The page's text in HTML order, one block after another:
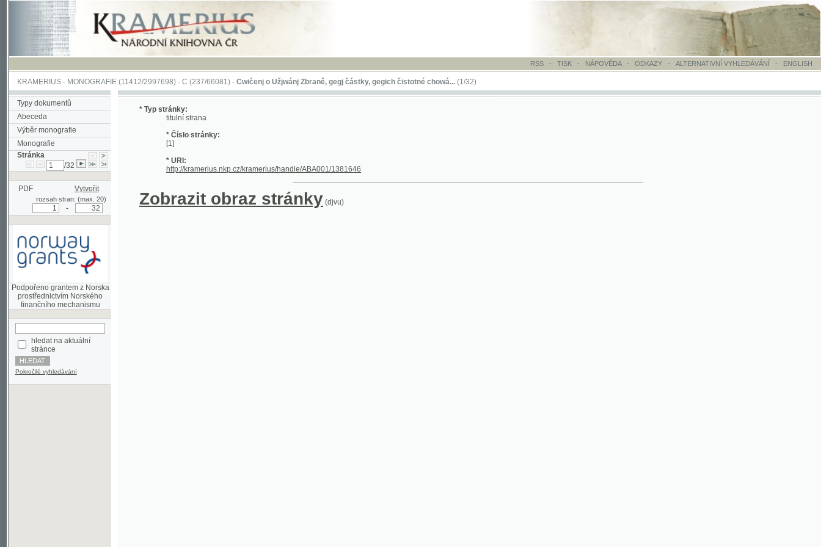
RSS - TISK-NÁPOVĚDA - ODKAZY - ALTERNATIVNÍ VYHLEDÁVÁNÍ- ENGLISH
KRAMERIUS-MONOGRAFIE(11412/2997698) -C (237/66081)-Cwičenj o Užjwánj Zbraně, gegj částky, gegich čistotné chowá...(1/32)
Typy dokumentů
Abeceda
Výběr monografie
Monografie
Stránka
/32
PDF Vytvořit
rozsah stran: (max. 20)
Podpořeno grantem z Norska
prostřednictvím Norského
hledat na aktuální
stránce
Pokročilé vyhledávání
* Typ stránky:
titulní strana
* Číslo stránky:
* URI:
Zobrazit obraz stránky(djvu)